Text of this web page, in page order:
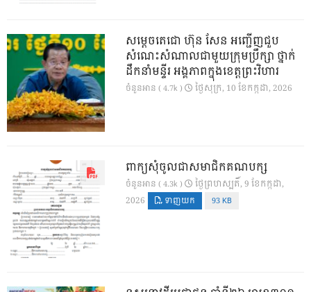
សម្តេចតេជោ ហ៊ុន សែន អញ្ជើញជួប
សំណេះសំណាលជាមួយក្រុមប្រឹក្សា ថ្នាក់
ដឹកនាំមន្ទីរ អង្គភាពក្នុងខេត្តព្រះវិហារ
ចំនួនអាន ( 4.7k ) ថ្ងៃ​សុក្រ, 10 ខែ​កក្កដា, 2026
ពាក្យសុំចូលជាសមាជិកគណបក្ស
ចំនួនអាន ( 4.3k )
ថ្ងៃ​ព្រហស្បតិ៍, 9 ខែ​កក្កដា,
2026
ទាញយក 93 KB